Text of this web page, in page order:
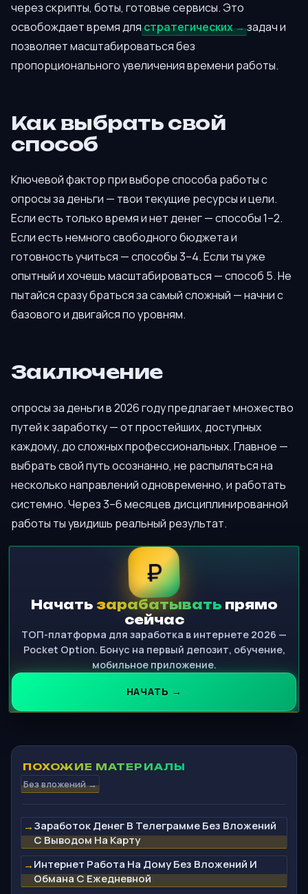
через скрипты, боты, готовые сервисы. Это
освобождает время длястратегических
задач и
позволяет масштабироваться без
пропорционального увеличения времени работы.
Как выбрать свой
способ
Ключевой фактор при выборе способа работы с
опросы за деньги — твои текущие ресурсы и цели.
Если есть только время и нет денег — способы 1–2.
Если есть немного свободного бюджета и
готовность учиться — способы 3–4. Если ты уже
опытный и хочешь масштабироваться — способ 5. Не
пытайся сразу браться за самый сложный — начни с
базового и двигайся по уровням.
Заключение
опросы за деньги в 2026 году предлагает множество
путей к заработку — от простейших, доступных
каждому, до сложных профессиональных. Главное —
выбрать свой путь осознанно, не распыляться на
несколько направлений одновременно, и работать
системно. Через 3–6 месяцев дисциплинированной
работы ты увидишь реальный результат.
₽
Начать зарабатывать прямо
сейчас
ТОП-платформа для заработка в интернете 2026 —
Pocket Option. Бонус на первый депозит, обучение,
мобильное приложение.
НАЧАТЬ →
ПОХОЖИЕ МАТЕРИАЛЫ
Без вложений →
→Заработок Денег В Телеграмме Без Вложений
С Выводом На Карту
→Интернет Работа На Дому Без Вложений И
Обмана С Ежедневной